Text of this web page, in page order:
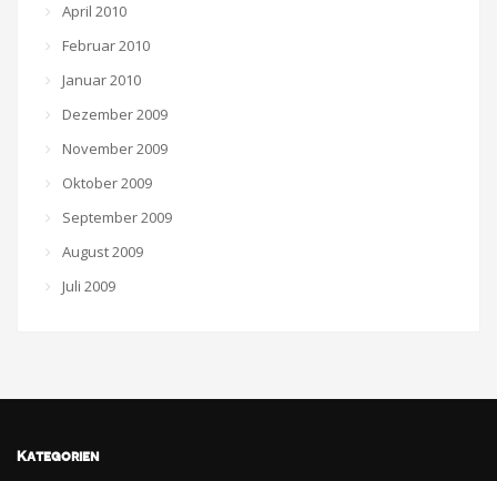
April 2010
Februar 2010
Januar 2010
Dezember 2009
November 2009
Oktober 2009
September 2009
August 2009
Juli 2009
Kategorien